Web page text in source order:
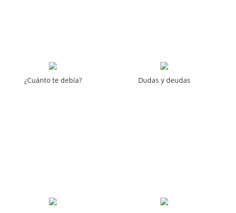
¿Cuánto te debía? Dudas y deudas